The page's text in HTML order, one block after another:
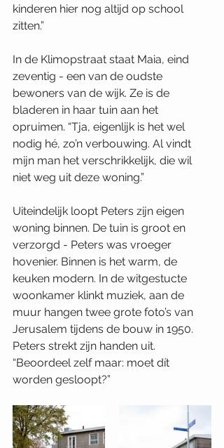
kinderen hier nog altijd op school
zitten.”
In de Klimopstraat staat Maia, eind
zeventig - een van de oudste
bewoners van de wijk. Ze is de
bladeren in haar tuin aan het
opruimen. “Tja, eigenlijk is het wel
nodig hé, zo’n verbouwing. Al vindt
mijn man het verschrikkelijk, die wil
niet weg uit deze woning.”
Uiteindelijk loopt Peters zijn eigen
woning binnen. De tuin is groot en
verzorgd - Peters was vroeger
hovenier. Binnen is het warm, de
keuken modern. In de witgestucte
woonkamer klinkt muziek, aan de
muur hangen twee grote foto’s van
Jerusalem tijdens de bouw in 1950.
Peters strekt zijn handen uit.
“Beoordeel zelf maar: moet dít
worden gesloopt?”